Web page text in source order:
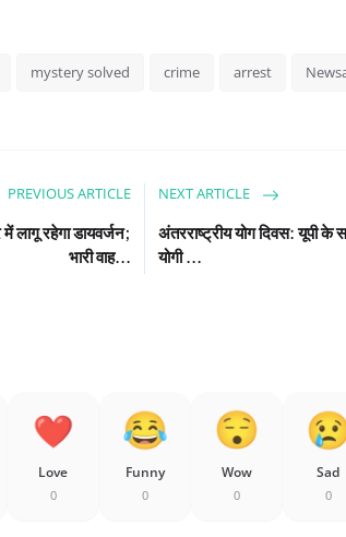
mystery solved crime arrest
PREVIOUS ARTICLE
लागू रहेगा डायवर्जन;
भारी वाह...
NEXT ARTICLE
अंतरराष्ट्रीय योग दिवस: यूपी
योगी ...
Love
0
Funny
0
Wow
0
Sad
0